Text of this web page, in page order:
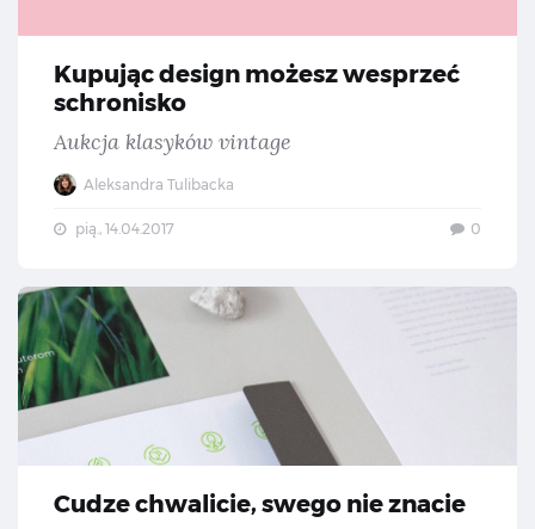
Kupując design możesz wesprzeć
schronisko
Aukcja klasyków vintage
Aleksandra Tulibacka
pią., 14.04.2017 0
Cudze chwalicie, swego nie znacie